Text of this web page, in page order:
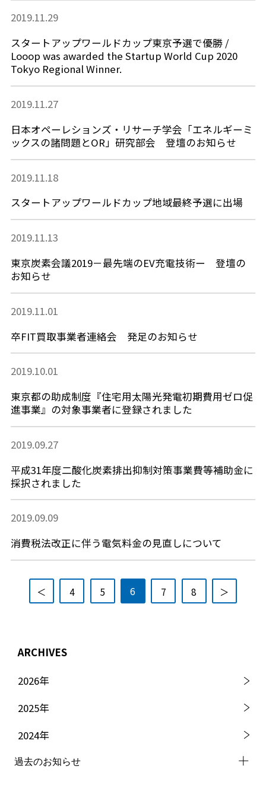
2019.11.29
スタートアップワールドカップ東京予選で優勝 /
Looop was awarded the Startup World Cup 2020
Tokyo Regional Winner.
2019.11.27
日本オペーレションズ・リサーチ学会「エネルギーミ
ックスの諸問題とOR」研究部会 登壇のお知らせ
2019.11.18
スタートアップワールドカップ地域最終予選に出場
2019.11.13
東京炭素会議2019－最先端のEV充電技術ー 登壇の
お知らせ
2019.11.01
卒FIT買取事業者連絡会 発足のお知らせ
2019.10.01
東京都の助成制度『住宅用太陽光発電初期費用ゼロ促
進事業』の対象事業者に登録されました
2019.09.27
平成31年度二酸化炭素排出抑制対策事業費等補助金に
採択されました
2019.09.09
消費税法改正に伴う電気料金の見直しについて
＜ 4 5 6 7 8 ＞
ARCHIVES
2026年
2025年
2024年
過去のお知らせ